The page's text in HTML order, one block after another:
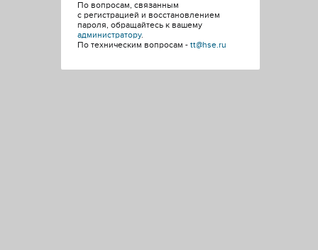
По вопросам, связанным
с регистрацией и восстановлением
пароля, обращайтесь к вашему
администратору.
По техническим вопросам - tt@hse.ru